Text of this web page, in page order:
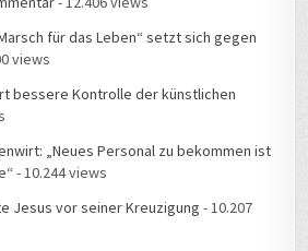
für das Leben“ setzt sich gegen
views
bessere Kontrolle der künstlichen
„Neues Personal zu bekommen ist
- 10.244 views
Jesus vor seiner Kreuzigung - 10.207